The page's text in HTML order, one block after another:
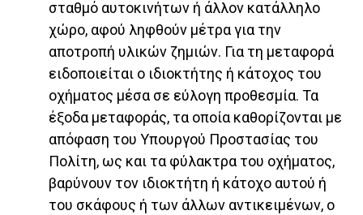
σταθμό αυτοκινήτων ή άλλον κατάλληλο
χώρο, αφού ληφθούν μέτρα για την
αποτροπή υλικών ζημιών. Για τη μεταφορά
ειδοποιείται ο ιδιοκτήτης ή κάτοχος του
οχήματος μέσα σε εύλογη προθεσμία. Τα
έξοδα μεταφοράς, τα οποία καθορίζονται με
απόφαση του Υπουργού Προστασίας του
Πολίτη, ως και τα φύλακτρα του οχήματος,
βαρύνουν τον ιδιοκτήτη ή κάτοχο αυτού ή
του σκάφους ή των άλλων αντικειμένων, ο